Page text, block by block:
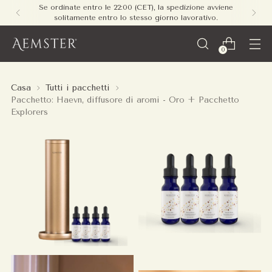
Se ordinate entro le 22:00 (CET), la spedizione avviene
solitamente entro lo stesso giorno lavorativo.
0
Casa
Tutti i pacchetti
Pacchetto: Haevn, diffusore di aromi - Oro + Pacchetto
Explorers